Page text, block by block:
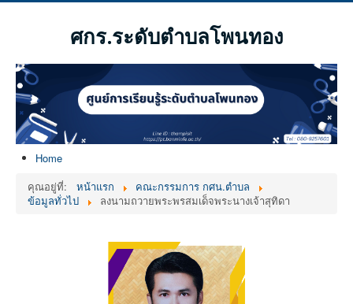
ศกร.ระดับตำบลโพนทอง
Home
คุณอยู่ที่:
หน้าแรก
คณะกรรมการ กศน.ตำบล
ข้อมูลทั่วไป
ลงนามถวายพระพรสมเด็จพระนางเจ้าสุทิดา